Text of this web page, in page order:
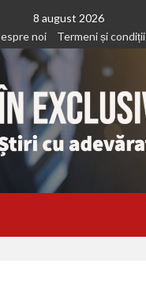
8 august 2026
noi
Termeni și condiții